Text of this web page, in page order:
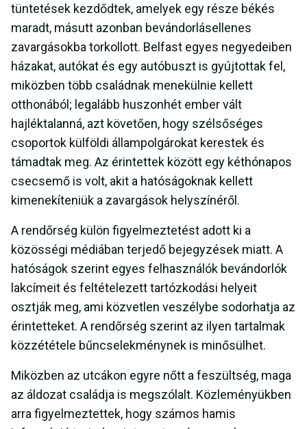
tüntetések kezdődtek, amelyek egy része békés
maradt, másutt azonban bevándorlásellenes
zavargásokba torkollott. Belfast egyes negyedeiben
házakat, autókat és egy autóbuszt is gyújtottak fel,
miközben több családnak menekülnie kellett
otthonából; legalább huszonhét ember vált
hajléktalanná, azt követően, hogy szélsőséges
csoportok külföldi állampolgárokat kerestek és
támadtak meg. Az érintettek között egy kéthónapos
csecsemő is volt, akit a hatóságoknak kellett
kimenekíteniük a zavargások helyszínéről.
A rendőrség külön figyelmeztetést adott ki a
közösségi médiában terjedő bejegyzések miatt. A
hatóságok szerint egyes felhasználók bevándorlók
lakcímeit és feltételezett tartózkodási helyeit
osztják meg, ami közvetlen veszélybe sodorhatja az
érintetteket. A rendőrség szerint az ilyen tartalmak
közzététele bűncselekménynek is minősülhet.
Miközben az utcákon egyre nőtt a feszültség, maga
az áldozat családja is megszólalt. Közleményükben
arra figyelmeztettek, hogy számos hamis